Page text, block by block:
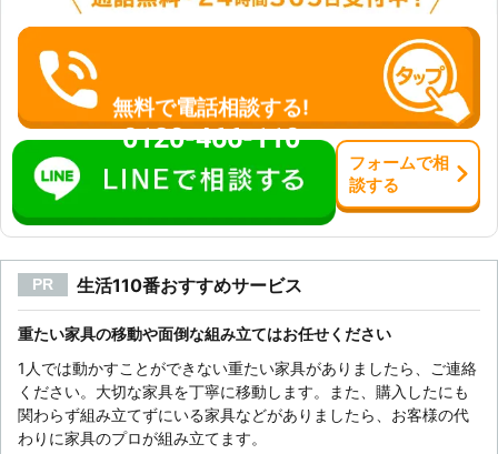
無料で電話相談する!
0120-466-110
フォームで相
談する
PR 生活110番おすすめサービス
重たい家具の移動や面倒な組み立てはお任せください
1人では動かすことができない重たい家具がありましたら、ご連絡
ください。大切な家具を丁寧に移動します。また、購入したにも
関わらず組み立てずにいる家具などがありましたら、お客様の代
わりに家具のプロが組み立てます。